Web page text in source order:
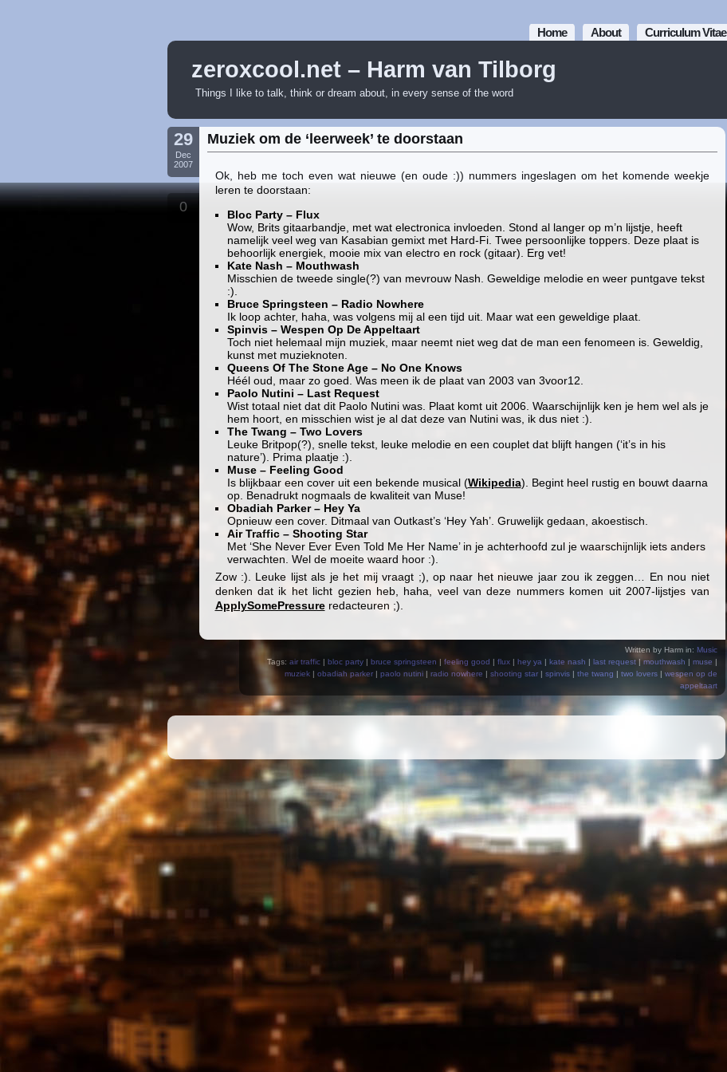
Home About Curriculum Vitae
zeroxcool.net – Harm van Tilborg
Things I like to talk, think or dream about, in every sense of the word
29
Dec
2007
0
Muziek om de ‘leerweek’ te doorstaan
Ok, heb me toch even wat nieuwe (en oude :)) nummers ingeslagen om het komende weekje
leren te doorstaan:
Bloc Party – Flux
Wow, Brits gitaarbandje, met wat electronica invloeden. Stond al langer op m’n lijstje, heeft
namelijk veel weg van Kasabian gemixt met Hard-Fi. Twee persoonlijke toppers. Deze plaat is
behoorlijk energiek, mooie mix van electro en rock (gitaar). Erg vet!
Kate Nash – Mouthwash
Misschien de tweede single(?) van mevrouw Nash. Geweldige melodie en weer puntgave tekst
:).
Bruce Springsteen – Radio Nowhere
Ik loop achter, haha, was volgens mij al een tijd uit. Maar wat een geweldige plaat.
Spinvis – Wespen Op De Appeltaart
Toch niet helemaal mijn muziek, maar neemt niet weg dat de man een fenomeen is. Geweldig,
kunst met muzieknoten.
Queens Of The Stone Age – No One Knows
Héél oud, maar zo goed. Was meen ik de plaat van 2003 van 3voor12.
Paolo Nutini – Last Request
Wist totaal niet dat dit Paolo Nutini was. Plaat komt uit 2006. Waarschijnlijk ken je hem wel als je
hem hoort, en misschien wist je al dat deze van Nutini was, ik dus niet :).
The Twang – Two Lovers
Leuke Britpop(?), snelle tekst, leuke melodie en een couplet dat blijft hangen (‘it’s in his
nature’). Prima plaatje :).
Muse – Feeling Good
Is blijkbaar een cover uit een bekende musical (Wikipedia). Begint heel rustig en bouwt daarna
op. Benadrukt nogmaals de kwaliteit van Muse!
Obadiah Parker – Hey Ya
Opnieuw een cover. Ditmaal van Outkast’s ‘Hey Yah’. Gruwelijk gedaan, akoestisch.
Air Traffic – Shooting Star
Met ‘She Never Ever Even Told Me Her Name’ in je achterhoofd zul je waarschijnlijk iets anders
verwachten. Wel de moeite waard hoor :).
Zow :). Leuke lijst als je het mij vraagt ;), op naar het nieuwe jaar zou ik zeggen… En nou niet
denken dat ik het licht gezien heb, haha, veel van deze nummers komen uit 2007-lijstjes van
ApplySomePressureredacteuren ;).
Written by Harm in: Music
Tags: air traffic| bloc party| bruce springsteen | feeling good | flux| hey ya | kate nash | last request|mouthwash | muse |
muziek| obadiah parker| paolo nutini| radio nowhere | shooting star| spinvis| the twang | two lovers| wespen op de
appeltaart